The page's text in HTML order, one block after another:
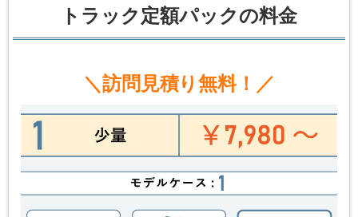
トラック定額パックの料金
＼訪問見積り無料！／